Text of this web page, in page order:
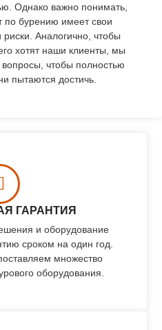
Однако важно понимать,
по бурению имеет свои
Аналогично, чтобы
хотят наши клиенты, мы
чтобы полностью
пытаются достичь.
ГАРАНТИЯ
и оборудование
сроком на один год.
множество
оборудования.